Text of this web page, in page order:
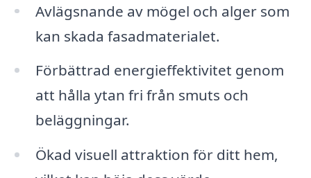
Avlägsnande av mögel och alger som
kan skada fasadmaterialet.
Förbättrad energi­effektivitet genom
att hålla ytan fri från smuts och
beläggningar.
Ökad visuell attraktion för ditt hem,